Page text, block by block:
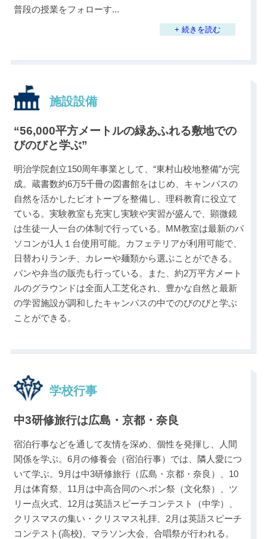
普段の授業をフォローす...
+ 続きを読む
施設設備
“56,000平方メートルの緑あふれる敷地での
びのびと学ぶ”
明治学院創立150周年事業として、“東村山校地整備”が完
成。蔵書数約6万5千冊の図書館をはじめ、キャンパスの
自然を活かしたビオトープを整備し、理科教育に役立て
ている。実験教室も充実し実験や実習が盛んで、顕微鏡
は生徒一人一台の体制で行っている。MM教室は最新のパ
ソコンが1人１台使用可能。カフェテリアが利用可能で、
日替わりランチ、カレーや麺類から選ぶことができる。
パンや弁当の販売も行っている。また、約2万平方メート
ルのグラウンドは全面人工芝化され、豊かな自然と最新
の学習施設が調和したキャンパスの中でのびのびと学ぶ
ことができる。
学校行事
中3研修旅行は広島・京都・奈良
宿泊行事などを通して友情を深め、個性を発揮し、人間
関係を学ぶ。6月の修養会（宿泊行事）では、隣人愛につ
いて学ぶ。9月は中3研修旅行（広島・京都・奈良）、10
月は体育祭、11月は中高合同のヘボン祭（文化祭）、ツ
リー点火式、12月は英語スピーチコンテスト（中学）、
クリスマスの集い・クリスマス礼拝、2月は英語スピーチ
コンテスト(高校)、マラソン大会、合唱祭が行われる。